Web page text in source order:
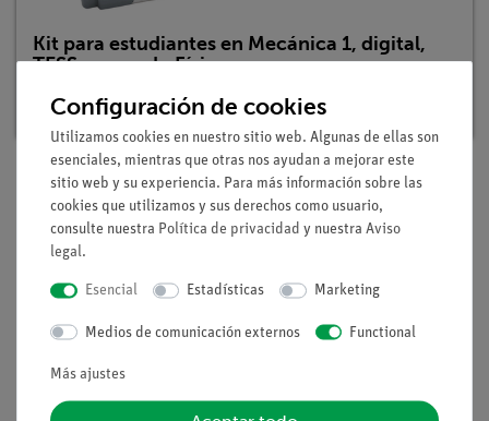
Kit para estudiantes en Mecánica 1, digital,
TESS avanzado Física
Nº de artículo: 25271-88D | Tipo: Set
Descripción
Principio
En el experimento ME 3.2 (Palanca de dos caras) los alumnos
en la forma "La suma de todos los momentos de rotación es
igual a cero". En este experimento deben investigar la
Configuración de cookies
Utilizamos cookies en nuestro sitio web. Algunas de ellas son
esenciales, mientras que otras nos ayudan a mejorar este
sitio web y su experiencia. Para más información sobre las
cookies que utilizamos y sus derechos como usuario,
consulte nuestra Política de privacidad y nuestra Aviso
legal.
Esencial Estadísticas Marketing
Medios de comunicación externos Functional
Más ajustes